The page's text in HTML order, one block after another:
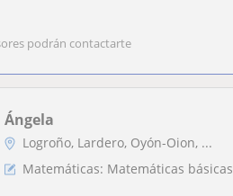
podrán contactarte
Ángela
Logroño, Lardero, Oyón-Oion, ...
Matemáticas: Matemáticas básicas